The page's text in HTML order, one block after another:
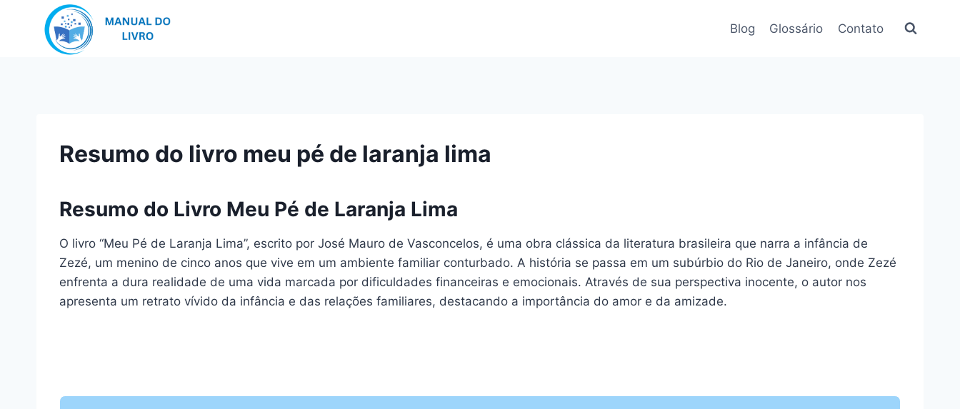
Blog Glossário Contato
Resumo do livro meu pé de laranja lima
Resumo do Livro Meu Pé de Laranja Lima
O livro “Meu Pé de Laranja Lima”, escrito por José Mauro de Vasconcelos, é uma obra clássica da literatura brasileira que narra a infância de
Zezé, um menino de cinco anos que vive em um ambiente familiar conturbado. A história se passa em um subúrbio do Rio de Janeiro, onde Zezé
enfrenta a dura realidade de uma vida marcada por dificuldades financeiras e emocionais. Através de sua perspectiva inocente, o autor nos
apresenta um retrato vívido da infância e das relações familiares, destacando a importância do amor e da amizade.